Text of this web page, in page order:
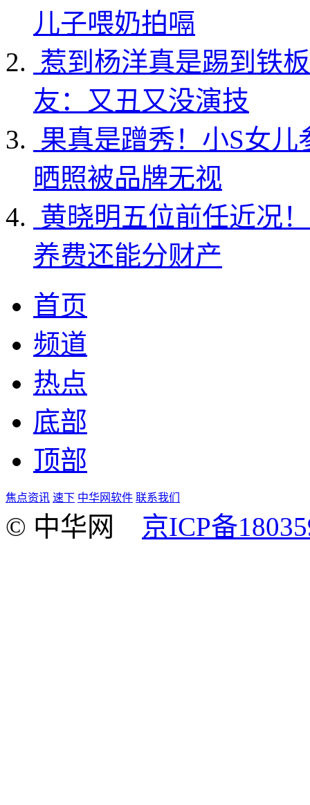
儿子喂奶拍嗝
惹到杨洋真是踢到铁
友：又丑又没演技
果真是蹭秀！小S女
晒照被品牌无视
黄晓明五位前任近况
养费还能分财产
首页
频道
热点
底部
顶部
焦点资讯 速下 中华网软件 联系我们
© 中华网 京ICP备